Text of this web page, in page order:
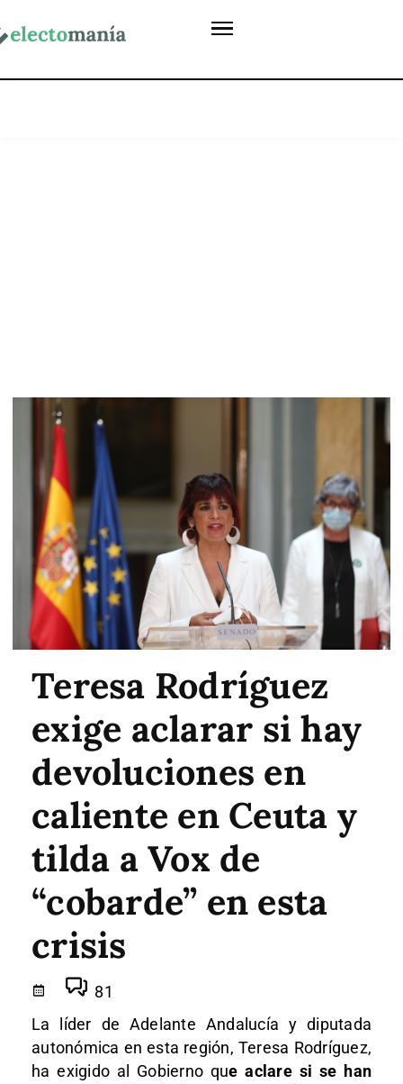
Teresa Rodríguez
exige aclarar si hay
devoluciones en
caliente en Ceuta y
tilda a Vox de
“cobarde” en esta
crisis
81
La líder de Adelante Andalucía y diputada
autonómica en esta región, Teresa Rodríguez,
ha exigido al Gobierno que aclare si se han